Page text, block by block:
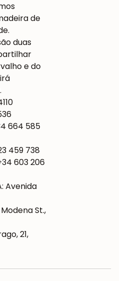
de
duas
e do
664 585
459 738
603 206
Avenida
St.,
21,